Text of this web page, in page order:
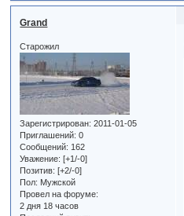
Grand
Старожил
Зарегистрирован: 2011-01-05
Приглашений: 0
Сообщений: 162
Уважение: [+1/-0]
Позитив: [+2/-0]
Пол: Мужской
Провел на форуме:
2 дня 18 часов